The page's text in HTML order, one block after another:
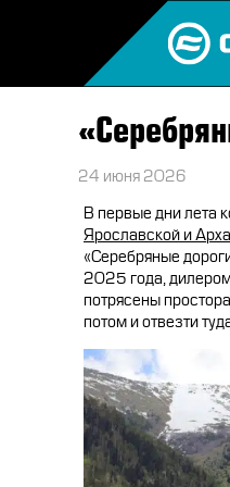
24 июня 2026
В первые дни лета
Ярославской и
«Серебряные
2025 года,
потрясены
потом и отвезти